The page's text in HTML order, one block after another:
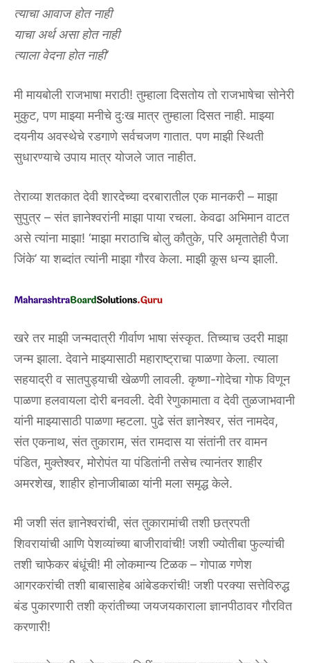
त्याचा आवाज होत नाही
याचा अर्थ असा होत नाही
त्याला वेदना होत नाही’
मी मायबोली राजभाषा मराठी! तुम्हाला दिसतोय तो राजभाषेचा सोनेरी
मुकुट, पण माझ्या मनीचे दुःख मात्र तुम्हाला दिसत नाही. माझ्या
दयनीय अवस्थेचे रडगाणे सर्वचजण गातात. पण माझी स्थिती
सुधारण्याचे उपाय मात्र योजले जात नाहीत.
तेराव्या शतकात देवी शारदेच्या दरबारातील एक मानकरी – माझा
सुपुत्र – संत ज्ञानेश्वरांनी माझा पाया रचला. केवढा अभिमान वाटत
असे त्यांना माझा! ‘माझा मराठाचि बोलु कौतुके, परि अमृतातेही पैजा
जिंके’ या शब्दांत त्यांनी माझा गौरव केला. माझी कूस धन्य झाली.
खरे तर माझी जन्मदात्री गीर्वाण भाषा संस्कृत. तिच्याच उदरी माझा
जन्म झाला. देवाने माझ्यासाठी महाराष्ट्राचा पाळणा केला. त्याला
सहयाद्री व सातपुड्याची खेळणी लावली. कृष्णा-गोदेचा गोफ विणून
पाळणा हलवायला दोरी बनवली. देवी रेणुकामाता व देवी तुळजाभवानी
यांनी माझ्यासाठी पाळणा म्हटला. पुढे संत ज्ञानेश्वर, संत नामदेव,
संत एकनाथ, संत तुकाराम, संत रामदास या संतांनी तर वामन
पंडित, मुक्तेश्वर, मोरोपंत या पंडितांनी तसेच त्यानंतर शाहीर
अमरशेख, शाहीर होनाजीबाळा यांनी मला समृद्ध केले.
मी जशी संत ज्ञानेश्वरांची, संत तुकारामांची तशी छत्रपती
शिवरायांची आणि पेशव्यांच्या बाजीरावांची! जशी ज्योतीबा फुल्यांची
तशी चाफेकर बंधूंची! मी लोकमान्य टिळक – गोपाळ गणेश
आगरकरांची तशी बाबासाहेब आंबेडकरांची! जशी परक्या सत्तेविरुद्ध
बंड पुकारणारी तशी क्रांतीच्या जयजयकाराला ज्ञानपीठावर गौरवित
करणारी!